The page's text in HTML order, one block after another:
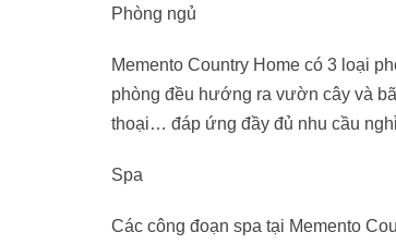
Phòng ngủ
Memento Country Home có 3 loại
phòng đều hướng ra vườn cây và
thoại… đáp ứng đầy đủ nhu cầu
Spa
Các công đoạn spa tại Memento